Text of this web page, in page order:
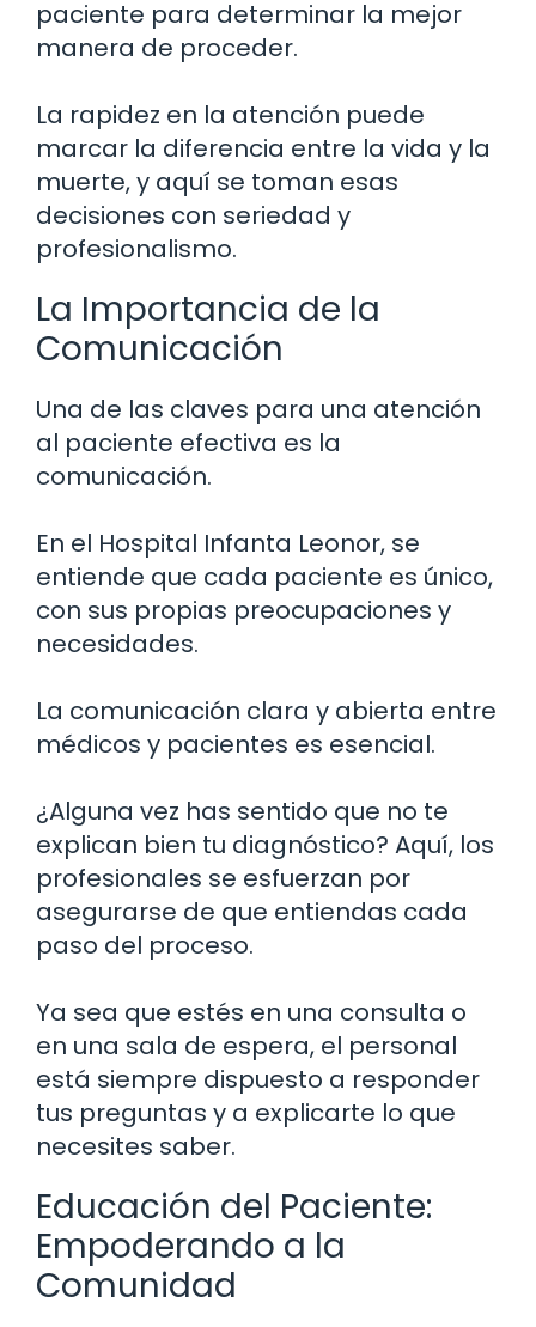
paciente para determinar la mejor
manera de proceder.
La rapidez en la atención puede
marcar la diferencia entre la vida y la
muerte, y aquí se toman esas
decisiones con seriedad y
profesionalismo.
La Importancia de la
Comunicación
Una de las claves para una atención
al paciente efectiva es la
comunicación.
En el Hospital Infanta Leonor, se
entiende que cada paciente es único,
con sus propias preocupaciones y
necesidades.
La comunicación clara y abierta entre
médicos y pacientes es esencial.
¿Alguna vez has sentido que no te
explican bien tu diagnóstico? Aquí, los
profesionales se esfuerzan por
asegurarse de que entiendas cada
paso del proceso.
Ya sea que estés en una consulta o
en una sala de espera, el personal
está siempre dispuesto a responder
tus preguntas y a explicarte lo que
necesites saber.
Educación del Paciente:
Empoderando a la
Comunidad